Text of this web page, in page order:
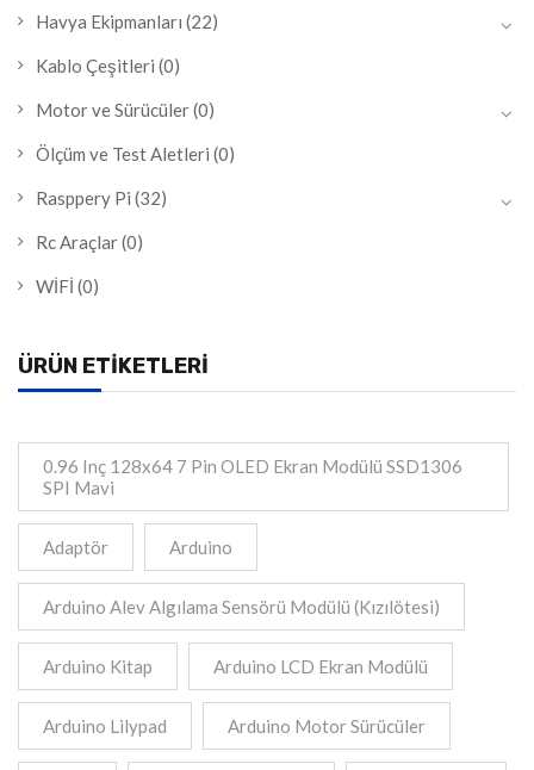
Havya Ekipmanları (22)
Kablo Çeşitleri (0)
Motor ve Sürücüler(0)
Ölçüm ve Test Aletleri (0)
Rasppery Pi (32)
Rc Araçlar(0)
WİFİ (0)
ÜRÜN ETIKETLERI
0.96 Inç 128x64 7 Pin OLED Ekran Modülü SSD1306
SPI Mavi
Adaptör Arduino
Arduino Alev Algılama Sensörü Modülü (Kızılötesi)
Arduino Kitap Arduino LCD Ekran Modülü
Arduino Lilypad Arduino Motor Sürücüler